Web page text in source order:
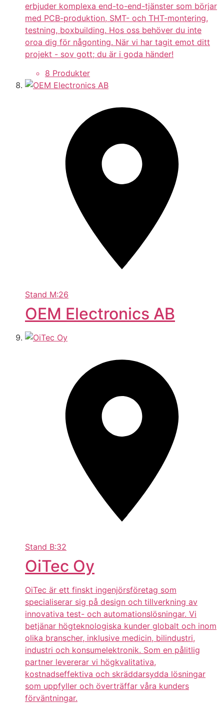
erbjuder komplexa end-to-end-tjänster som börjar
med PCB-produktion, SMT- och THT-montering,
testning, boxbuilding. Hos oss behöver du inte
oroa dig för någonting. När vi har tagit emot ditt
projekt - sov gott; du är i goda händer!
8 Produkter
Stand M:26
OEM Electronics AB
Stand B:32
OiTec Oy
OiTec är ett finskt ingenjörsföretag som
specialiserar sig på design och tillverkning av
innovativa test- och automationslösningar. Vi
betjänar högteknologiska kunder globalt och inom
olika branscher, inklusive medicin, bilindustri,
industri och konsumelektronik. Som en pålitlig
partner levererar vi högkvalitativa,
kostnadseffektiva och skräddarsydda lösningar
som uppfyller och överträffar våra kunders
förväntningar.